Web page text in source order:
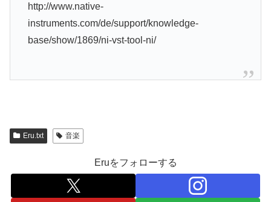
http://www.native-
instruments.com/de/support/knowledge-
base/show/1869/ni-vst-tool-ni/
Eru.txt 音楽
Eruをフォローする